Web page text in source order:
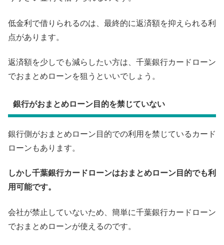
低金利で借りられるのは、最終的に返済額を抑えられる利
点があります。
返済額を少しでも減らしたい方は、千葉銀行カードローン
でおまとめローンを狙うといいでしょう。
銀行がおまとめローン目的を禁じていない
銀行側がおまとめローン目的での利用を禁じているカード
ローンもあります。
しかし千葉銀行カードローンはおまとめローン目的でも利
用可能です。
会社が禁止していないため、簡単に千葉銀行カードローン
でおまとめローンが使えるのです。